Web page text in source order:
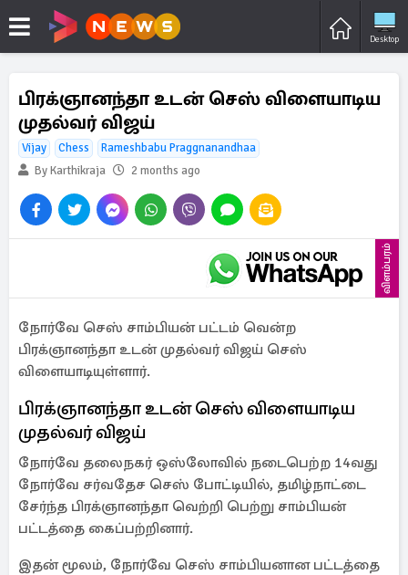
Desktop
பிரக்ஞானந்தா உடன் செஸ் விளையாடிய
முதல்வர் விஜய்
Vijay Chess
Rameshbabu Praggnanandhaa
By Karthikraja
2 months ago
விளம்பரம்
நோர்வே செஸ் சாம்பியன் பட்டம் வென்ற
பிரக்ஞானந்தா உடன் முதல்வர் விஜய் செஸ்
விளையாடியுள்ளார்.
பிரக்ஞானந்தா உடன் செஸ் விளையாடிய
முதல்வர் விஜய்
நோர்வே தலைநகர் ஒஸ்லோவில் நடைபெற்ற 14வது
நோர்வே சர்வதேச செஸ் போட்டியில், தமிழ்நாட்டை
சேர்ந்த பிரக்ஞானந்தா வெற்றி பெற்று சாம்பியன்
பட்டத்தை கைப்பற்றினார்.
இதன் மூலம், நோர்வே செஸ் சாம்பியனான பட்டத்தை